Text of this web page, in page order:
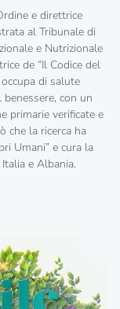
e direttrice
al Tribunale di
e Nutrizionale
de “Il Codice del
di salute
con un
primarie verificate e
che la ricerca ha
Umani” e cura la
e Albania.